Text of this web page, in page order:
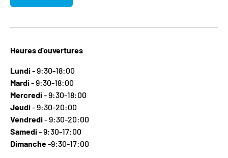
Heures d'ouvertures
Lundi- 9:30-18:00
Mardi- 9:30-18:00
Mercredi- 9:30-18:00
Jeudi- 9:30-20:00
Vendredi- 9:30-20:00
Samedi- 9:30-17:00
Dimanche-9:30-17:00